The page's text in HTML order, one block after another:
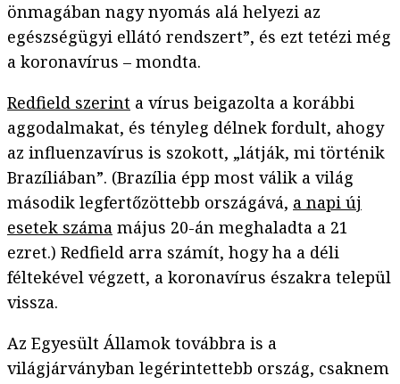
önmagában nagy nyomás alá helyezi az
egészségügyi ellátó rendszert”, és ezt tetézi még
a koronavírus – mondta.
Redfield szerint a vírus beigazolta a korábbi
aggodalmakat, és tényleg délnek fordult, ahogy
az influenzavírus is szokott, „látják, mi történik
Brazíliában”. (Brazília épp most válik a világ
második legfertőzöttebb országává, a napi új
esetek száma május 20-án meghaladta a 21
ezret.) Redfield arra számít, hogy ha a déli
féltekével végzett, a koronavírus északra települ
vissza.
Az Egyesült Államok továbbra is a
világjárványban legérintettebb ország, csaknem